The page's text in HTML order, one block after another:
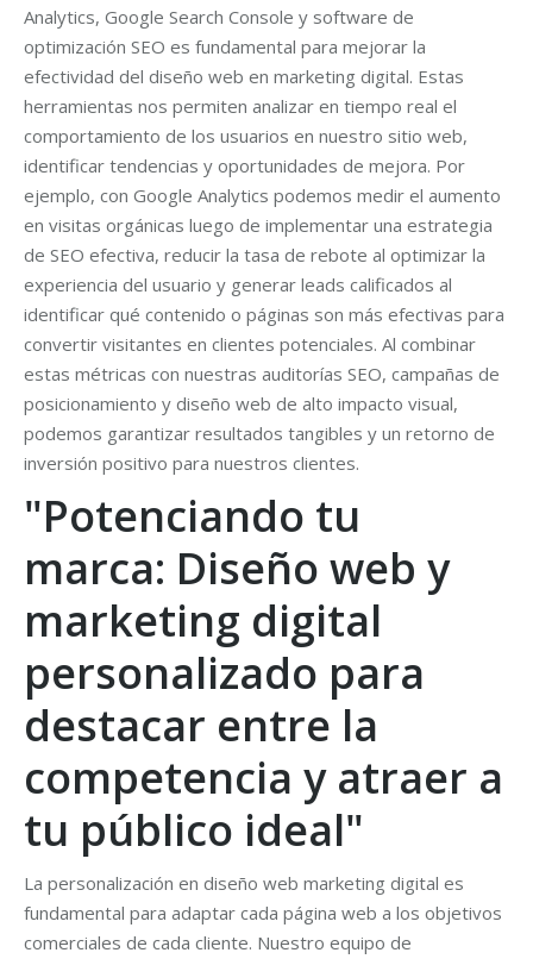
Analytics, Google Search Console y software de
optimización SEO es fundamental para mejorar la
efectividad del diseño web en marketing digital. Estas
herramientas nos permiten analizar en tiempo real el
comportamiento de los usuarios en nuestro sitio web,
identificar tendencias y oportunidades de mejora. Por
ejemplo, con Google Analytics podemos medir el aumento
en visitas orgánicas luego de implementar una estrategia
de SEO efectiva, reducir la tasa de rebote al optimizar la
experiencia del usuario y generar leads calificados al
identificar qué contenido o páginas son más efectivas para
convertir visitantes en clientes potenciales. Al combinar
estas métricas con nuestras auditorías SEO, campañas de
posicionamiento y diseño web de alto impacto visual,
podemos garantizar resultados tangibles y un retorno de
inversión positivo para nuestros clientes.
"Potenciando tu
marca: Diseño web y
marketing digital
personalizado para
destacar entre la
competencia y atraer a
tu público ideal"
La personalización en diseño web marketing digital es
fundamental para adaptar cada página web a los objetivos
comerciales de cada cliente. Nuestro equipo de